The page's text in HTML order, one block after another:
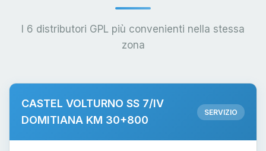
I 6 distributori GPL più convenienti nella stessa
zona
CASTEL VOLTURNO SS 7/IV
DOMITIANA KM 30+800
SERVIZIO